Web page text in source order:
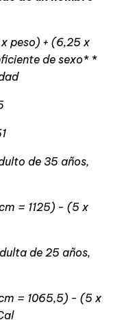
peso) + (6,25 x
de sexo* *
de 35 años,
= 1125) - (5 x
de 25 años,
= 1065,5) - (5 x